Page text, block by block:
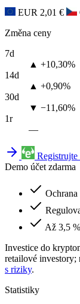
EUR 2,01 €
Změna ceny
7d
▲ +10,30%
14d
▲ +0,90%
30d
▼ −11,60%
1r
—
Demo účet zdarma
Až 3,5
Investice do
retailové investory;
s riziky.
Statistiky